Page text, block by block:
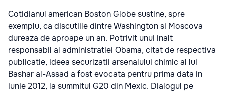
Cotidianul american Boston Globe sustine, spre
exemplu, ca discutiile dintre Washington si Moscova
dureaza de aproape un an. Potrivit unui inalt
responsabil al administratiei Obama, citat de respectiva
publicatie, ideea securizatii arsenalului chimic al lui
Bashar al-Assad a fost evocata pentru prima data in
iunie 2012, la summitul G20 din Mexic. Dialogul pe